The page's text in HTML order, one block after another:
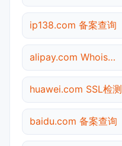
ip138.com 备案查询
alipay.com Whois查询
huawei.com SSL检测
baidu.com 备案查询